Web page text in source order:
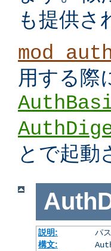
も提供さ
用する際
とで起動
説明:
パ
構文: